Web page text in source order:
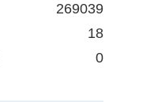
269039
18
0